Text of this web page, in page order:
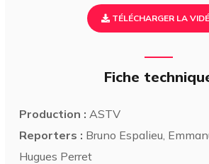
TÉLÉCHARGER LA
Fiche
Production : ASTV
Reporters : Bruno Espalieu,
Hugues Perret